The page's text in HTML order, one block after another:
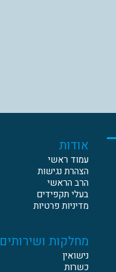
אודות
עמוד ראשי
הצהרת נגישות
הרב הראשי
בעלי תקפידים
מדיניות פרטיות
מחלקות ושירותים
נישואין
כשרות